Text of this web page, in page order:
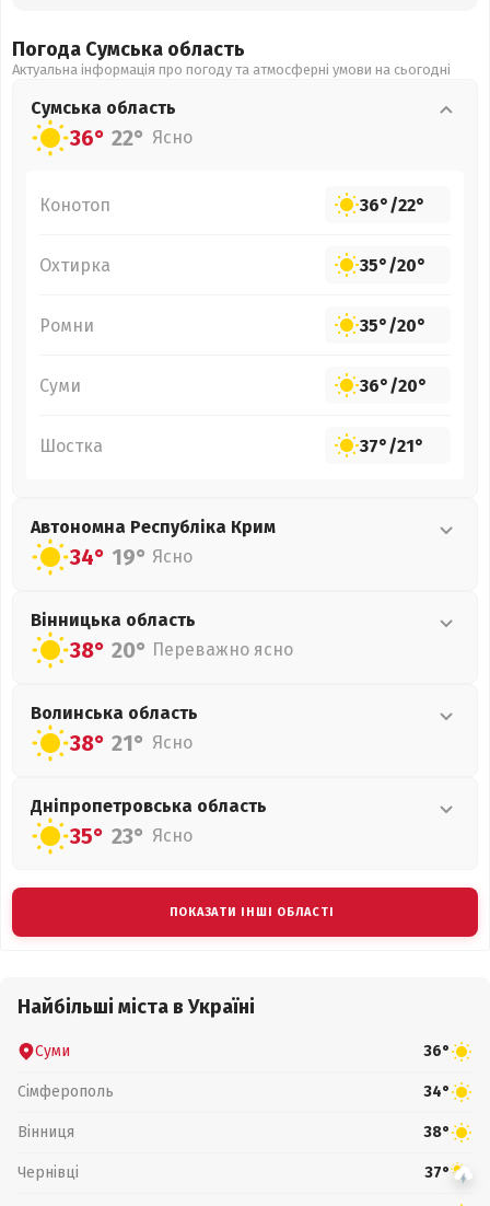
Погода Сумська область
Актуальна інформація про погоду та атмосферні умови на сьогодні
Сумська область
36° 22° Ясно
Конотоп 36°/22°
Охтирка 35°/20°
Ромни 35°/20°
Суми 36°/20°
Шостка 37°/21°
Автономна Республіка Крим
34° 19° Ясно
Вінницька область
38° 20° Переважно ясно
Волинська область
38° 21° Ясно
Дніпропетровська область
35° 23° Ясно
ПОКАЗАТИ ІНШІ ОБЛАСТІ
Найбільші міста в Україні
Суми 36°
Сімферополь 34°
Вінниця 38°
Чернівці 37°